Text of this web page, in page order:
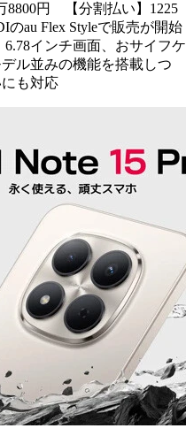
8800円 【分割払い】1225
au Flex Styleで販売が開始
インチ画面、おサイフケ
ル並みの機能を搭載しつ
も対応